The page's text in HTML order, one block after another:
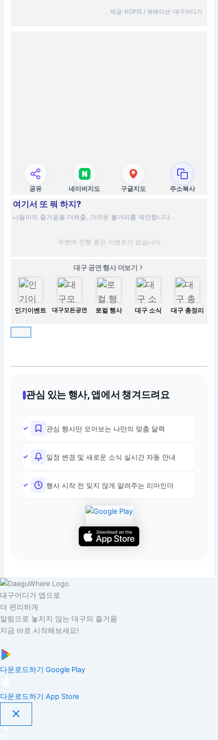
제공: KOPIS / 큐레이션: 대구어디가
공유 네이버지도 구글지도 주소복사
여기서 또 뭐 하지?
나들이의 즐거움을 더해줄, 가까운 볼거리를 제안합니다.
주변에 진행 중인 이벤트가 없습니다
대구 공연 행사 더보기
인기이벤트 대구모든공연 로컬 행사 대구 소식 대구 총정리
관심 있는 행사, 앱에서 챙겨드려요
관심 행사만 모아보는 나만의 맞춤 달력
일정 변경 및 새로운 소식 실시간 자동 안내
행사 시작 전 잊지 않게 알려주는 리마인더
대구어디가 앱으로
더 편리하게
알림으로 놓치지 않는 대구의 즐거움
지금 바로 시작해보세요!
다운로드하기 Google Play
다운로드하기 App Store